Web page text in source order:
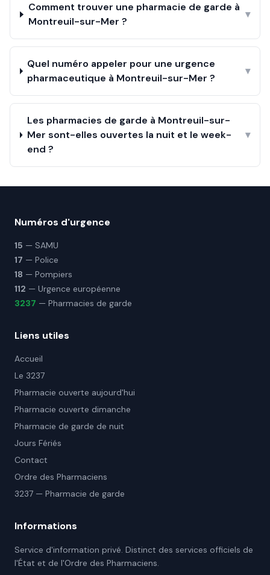
Comment trouver une pharmacie de garde à
Montreuil-sur-Mer ?
▾
Quel numéro appeler pour une urgence
pharmaceutique à Montreuil-sur-Mer ?
▾
Les pharmacies de garde à Montreuil-sur-
Mer sont-elles ouvertes la nuit et le week-
end ?
▾
Numéros d'urgence
15 — SAMU
17 — Police
18 — Pompiers
112 — Urgence européenne
3237 — Pharmacies de garde
Liens utiles
Accueil
Le 3237
Pharmacie ouverte aujourd'hui
Pharmacie ouverte dimanche
Pharmacie de garde de nuit
Jours Fériés
Contact
Ordre des Pharmaciens
3237 — Pharmacie de garde
Informations
Service d'information privé. Distinct des services officiels de
l'État et de l'Ordre des Pharmaciens.